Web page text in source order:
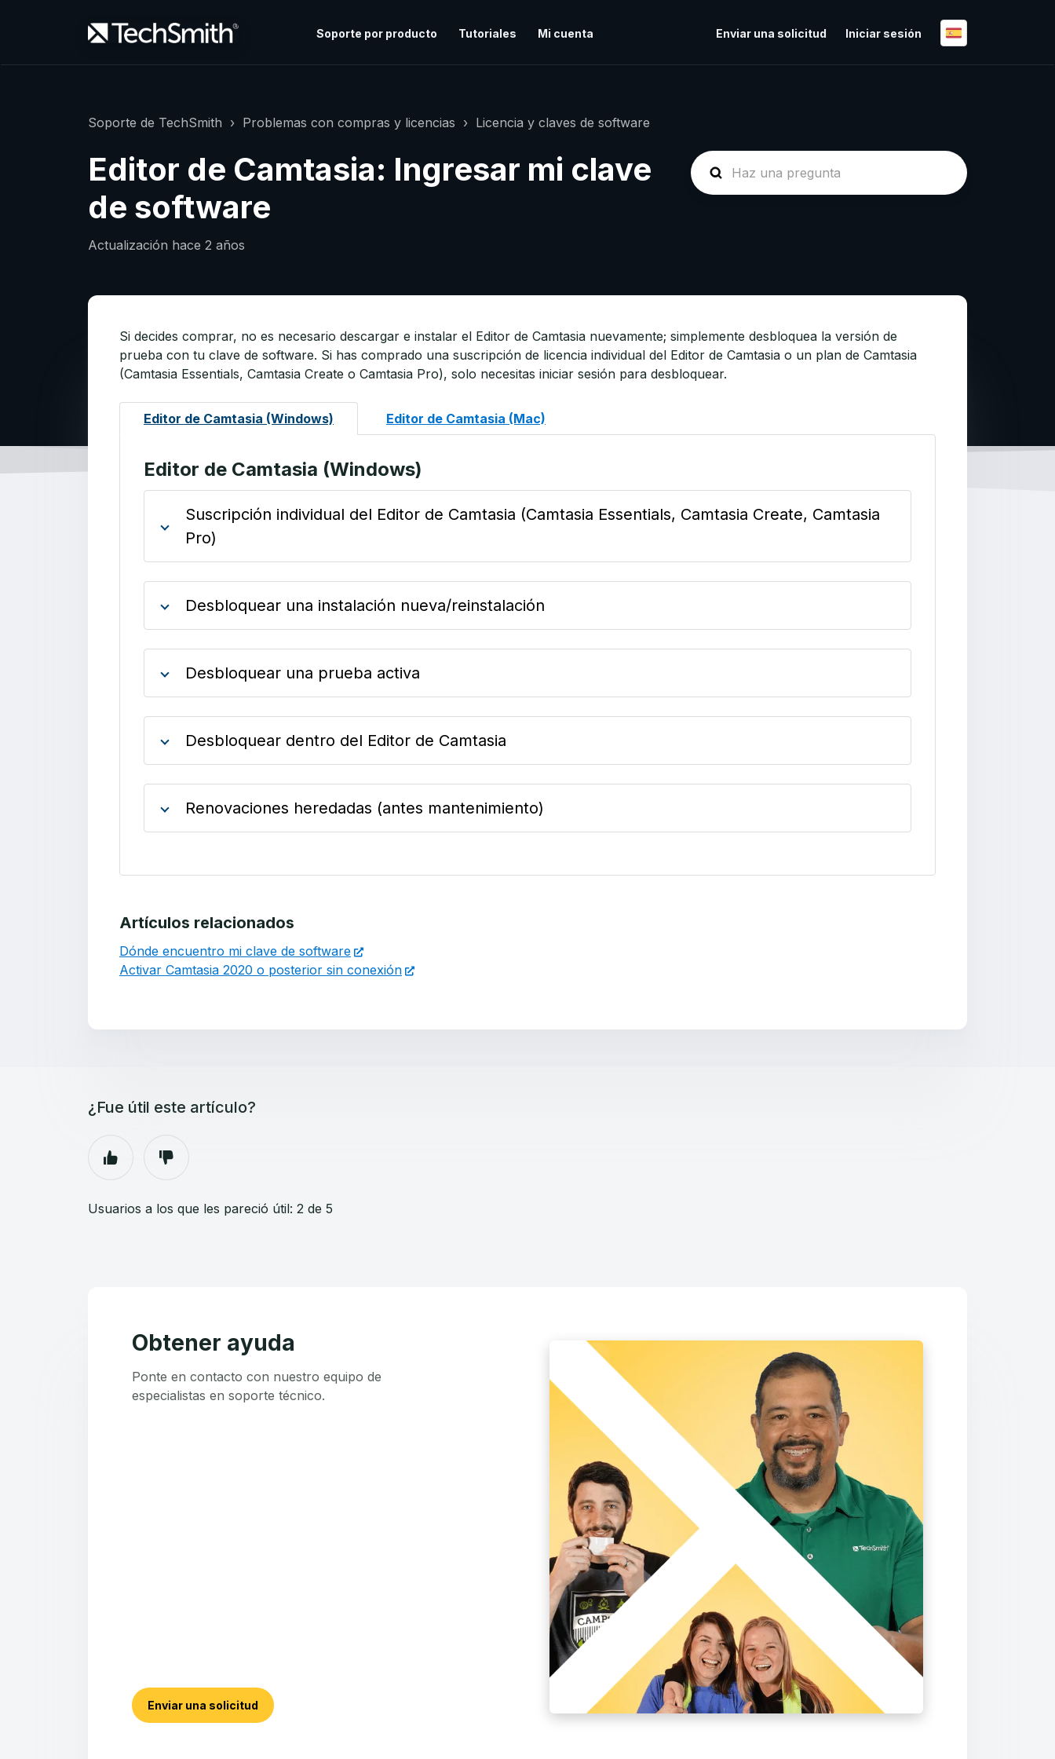
Soporte por producto Tutoriales Mi cuenta Enviar una solicitud Iniciar sesión
Soporte de TechSmith Problemas con compras y licencias Licencia y claves de software
Editor de Camtasia: Ingresar mi clave
de software
Actualización hace 2 años
Si decides comprar, no es necesario descargar e instalar el Editor de Camtasia nuevamente; simplemente desbloquea la versión de
prueba con tu clave de software. Si has comprado una suscripción de licencia individual del Editor de Camtasia o un plan de Camtasia
(Camtasia Essentials, Camtasia Create o Camtasia Pro), solo necesitas iniciar sesión para desbloquear.
Editor de Camtasia (Windows) Editor de Camtasia (Mac)
Editor de Camtasia (Windows)
Suscripción individual del Editor de Camtasia (Camtasia Essentials, Camtasia Create, Camtasia
Pro)
Desbloquear una instalación nueva/reinstalación
Desbloquear una prueba activa
Desbloquear dentro del Editor de Camtasia
Renovaciones heredadas (antes mantenimiento)
Artículos relacionados
Dónde encuentro mi clave de software
Activar Camtasia 2020 o posterior sin conexión
¿Fue útil este artículo?
Usuarios a los que les pareció útil: 2 de 5
Obtener ayuda
Ponte en contacto con nuestro equipo de
especialistas en soporte técnico.
Enviar una solicitud